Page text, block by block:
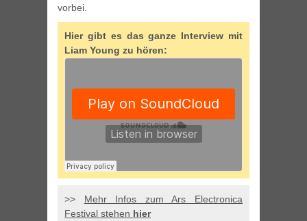
vorbei.
Hier gibt es das ganze Interview mit
Liam Young zu hören:
>> Mehr Infos zum Ars Electronica
Festival stehen hier